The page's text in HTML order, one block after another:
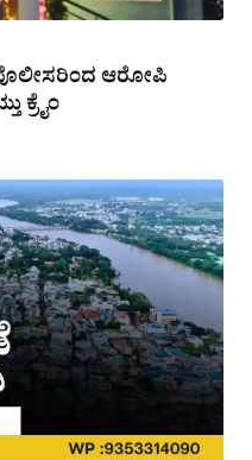
ಆರೋಪಿ
ಕ್ರೈಂ